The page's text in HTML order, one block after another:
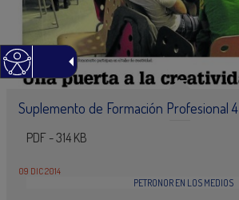
Suplemento de Formación Profesional 4
PDF - 314 KB
09 DIC 2014
PETRONOR EN LOS MEDIOS